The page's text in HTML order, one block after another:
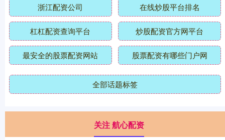
浙江配资公司 在线炒股平台排名
杠杠配资查询平台 炒股配资官方网平台
最安全的股票配资网站 股票配资有哪些门户网
全部话题标签
关注 航心配资